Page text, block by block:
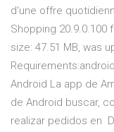
d'une offre
Shopping 20.9.0.100
size: 47.51 MB, was
Android La app de
de Android buscar,
realizar pedidos en